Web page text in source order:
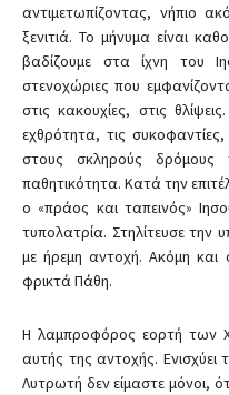
αντιμετωπίζοντας, νήπιο
ξενιτιά. Το μήνυμα είναι
βαδίζουμε στα ίχνη του
στενοχώριες που
στις κακουχίες, στις
εχθρότητα, τις
στους σκληρούς δρόμους
παθητικότητα. Κατά την
ο «πράος και ταπεινός»
τυπολατρία. Στηλίτευσε την
με ήρεμη αντοχή. Ακόμη και
φρικτά Πάθη.
Η λαμπροφόρος εορτή των
αυτής της αντοχής. Ενισχύει
Λυτρωτή δεν είμαστε μόνοι,